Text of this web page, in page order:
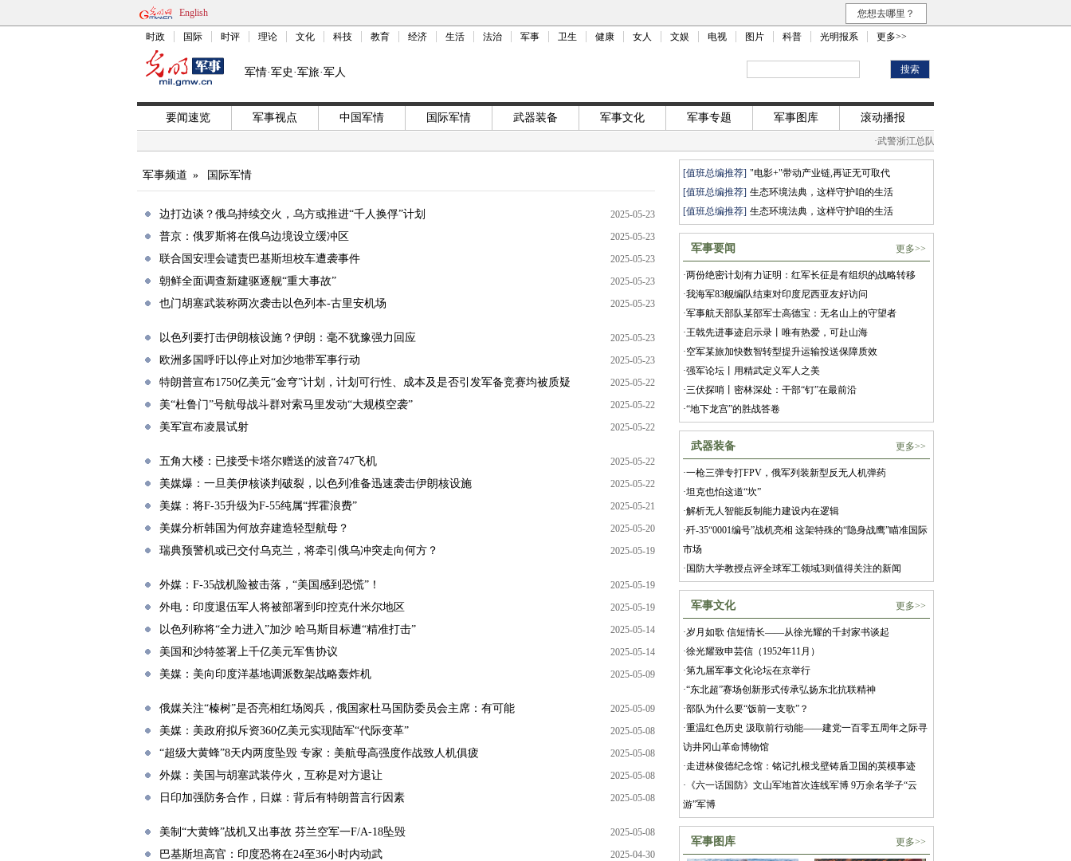
English 您想去哪里？
时政 国际 时评 理论 文化 科技 教育 经济 生活 法治 军事 卫生 健康 女人 文娱 电视 图片 科普 光明报系 更多>>
军情·军史·军旅·军人
要闻速览 军事视点 中国军情 国际军情 武器装备 军事文化 军事专题 军事图库 滚动播报
武警浙江总队丽水支队举行授装仪式
军事频道 » 国际军情
边打边谈？俄乌持续交火，乌方或推进“千人换俘”计划 2025-05-23
普京：俄罗斯将在俄乌边境设立缓冲区 2025-05-23
联合国安理会谴责巴基斯坦校车遭袭事件 2025-05-23
朝鲜全面调查新建驱逐舰“重大事故” 2025-05-23
也门胡塞武装称两次袭击以色列本-古里安机场 2025-05-23
以色列要打击伊朗核设施？伊朗：毫不犹豫强力回应 2025-05-23
欧洲多国呼吁以停止对加沙地带军事行动 2025-05-23
特朗普宣布1750亿美元“金穹”计划，计划可行性、成本及是否引发军备竞赛均被质疑 2025-05-22
美“杜鲁门”号航母战斗群对索马里发动“大规模空袭” 2025-05-22
美军宣布凌晨试射 2025-05-22
五角大楼：已接受卡塔尔赠送的波音747飞机 2025-05-22
美媒爆：一旦美伊核谈判破裂，以色列准备迅速袭击伊朗核设施 2025-05-22
美媒：将F-35升级为F-55纯属“挥霍浪费” 2025-05-21
美媒分析韩国为何放弃建造轻型航母？ 2025-05-20
瑞典预警机或已交付乌克兰，将牵引俄乌冲突走向何方？ 2025-05-19
外媒：F-35战机险被击落，“美国感到恐慌”！ 2025-05-19
外电：印度退伍军人将被部署到印控克什米尔地区 2025-05-19
以色列称将“全力进入”加沙 哈马斯目标遭“精准打击” 2025-05-14
美国和沙特签署上千亿美元军售协议 2025-05-14
美媒：美向印度洋基地调派数架战略轰炸机 2025-05-09
俄媒关注“榛树”是否亮相红场阅兵，俄国家杜马国防委员会主席：有可能 2025-05-09
美媒：美政府拟斥资360亿美元实现陆军“代际变革” 2025-05-08
“超级大黄蜂”8天内两度坠毁 专家：美航母高强度作战致人机俱疲 2025-05-08
外媒：美国与胡塞武装停火，互称是对方退让 2025-05-08
日印加强防务合作，日媒：背后有特朗普言行因素 2025-05-08
美制“大黄蜂”战机又出事故 芬兰空军一F/A-18坠毁 2025-05-08
巴基斯坦高官：印度恐将在24至36小时内动武 2025-04-30
[值班总编推荐] "电影+"带动产业链,再证无可取代
[值班总编推荐] 生态环境法典，这样守护咱的生活
[值班总编推荐] 生态环境法典，这样守护咱的生活
军事要闻 更多>>
·两份绝密计划有力证明：红军长征是有组织的战略转移
·我海军83舰编队结束对印度尼西亚友好访问
·军事航天部队某部军士高德宝：无名山上的守望者
·王戟先进事迹启示录丨唯有热爱，可赴山海
·空军某旅加快数智转型提升运输投送保障质效
·强军论坛丨用精武定义军人之美
·三伏探哨丨密林深处：干部“钉”在最前沿
·“地下龙宫”的胜战答卷
武器装备 更多>>
·一枪三弹专打FPV，俄军列装新型反无人机弹药
·坦克也怕这道“坎”
·解析无人智能反制能力建设内在逻辑
·歼-35“0001编号”战机亮相 这架特殊的“隐身战鹰”瞄准国际
市场
· 国防大学教授点评全球军工领域3则值得关注的新闻
军事文化 更多>>
·岁月如歌 信短情长——从徐光耀的千封家书谈起
·徐光耀致申芸信（1952年11月）
·第九届军事文化论坛在京举行
·“东北超”赛场创新形式传承弘扬东北抗联精神
·部队为什么要“饭前一支歌”？
·重温红色历史 汲取前行动能——建党一百零五周年之际寻
访井冈山革命博物馆
·走进林俊德纪念馆：铭记扎根戈壁铸盾卫国的英模事迹
· 《六一话国防》文山军地首次连线军博 9万余名学子“云
游”军博
军事图库 更多>>